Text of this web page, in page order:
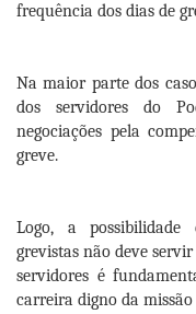
frequência dos dias de
Na maior parte dos
dos servidores do
negociações pela
greve.
Logo, a possibilidade
grevistas não deve
servidores é
carreira digno da